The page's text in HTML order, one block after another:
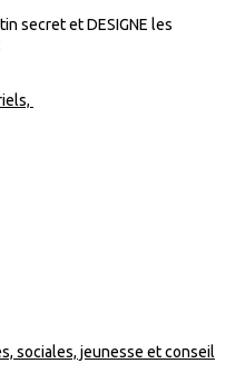
secret et DESIGNE les
sociales, jeunesse et conseil